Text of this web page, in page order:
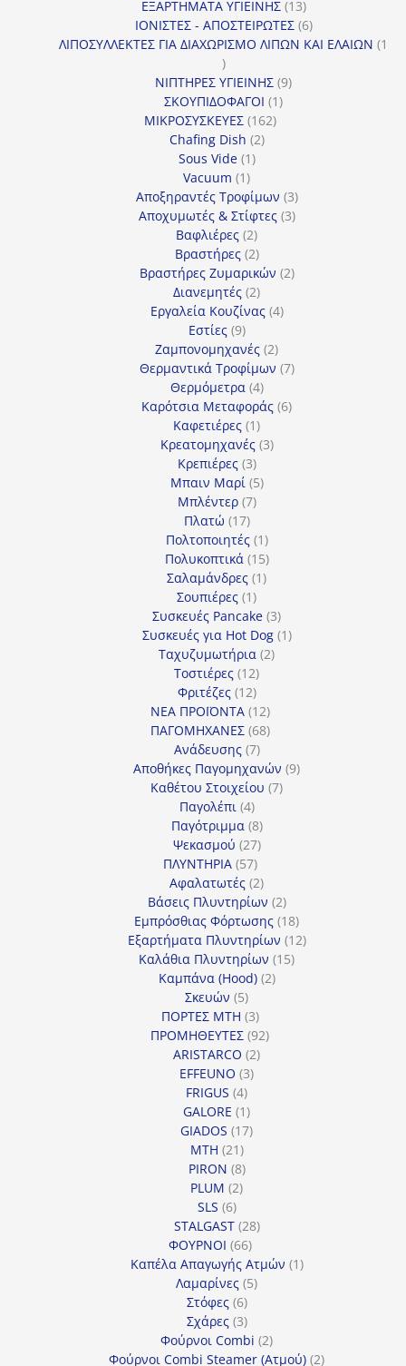
ΕΞΑΡΤΗΜΑΤΑ ΥΓΙΕΙΝΗΣ 1313
προϊόντα
ΙΟΝΙΣΤΕΣ - ΑΠΟΣΤΕΙΡΩΤΕΣ 66
προϊόντα
ΛΙΠΟΣΥΛΛΕΚΤΕΣ ΓΙΑ ΔΙΑΧΩΡΙΣΜΟ ΛΙΠΩΝ ΚΑΙ ΕΛΑΙΩΝ 1
1
προϊόν
ΝΙΠΤΗΡΕΣ ΥΓΙΕΙΝΗΣ 99
ΣΚΟΥΠΙΔΟΦΑΓΟΙ 11
ΜΙΚΡΟΣΥΣΚΕΥΕΣ 162162
Chafing Dish 22
Sous Vide 11
Vacuum 11
προϊόν
Αποξηραντές Τροφίμων 33
προϊόντα
Αποχυμωτές & Στίφτες 33
Βαφλιέρες 22
προϊόντα
Βραστήρες 22
προϊόντα
Βραστήρες Ζυμαρικών 22
Διανεμητές 22
προϊόντα
Εργαλεία Κουζίνας 44
Εστίες 99
προϊόντα
Ζαμπονομηχανές 22
προϊόντα
Θερμαντικά Τροφίμων 77
Θερμόμετρα 44
προϊόντα
Καρότσια Μεταφοράς 66
Καφετιέρες 11
προϊόν
Κρεατομηχανές 33
Κρεπιέρες 33
προϊόντα
Μπαιν Μαρί 55
Μπλέντερ 77
Πλατώ 1717
προϊόντα
Πολτοποιητές 11
προϊόν
Πολυκοπτικά 1515
προϊόντα
Σαλαμάνδρες 11
Σουπιέρες 11
προϊόν
Συσκευές Pancake 33
προϊόντα
Συσκευές για Hot Dog 11
Ταχυζυμωτήρια 22
Τοστιέρες 1212
προϊόντα
Φριτέζες 1212
προϊόντα
ΝΕΑ ΠΡΟΪΟΝΤΑ 1212
προϊόντα
ΠΑΓΟΜΗΧΑΝΕΣ 6868
Ανάδευσης 77
προϊόντα
Αποθήκες Παγομηχανών 99
Καθέτου Στοιχείου 77
Παγολέπι 44
προϊόντα
Παγότριμμα 88
προϊόντα
Ψεκασμού 2727
προϊόντα
ΠΛΥΝΤΗΡΙΑ 5757
προϊόντα
Αφαλατωτές 22
προϊόντα
Βάσεις Πλυντηρίων 22
προϊόντα
Εμπρόσθιας Φόρτωσης 1818
προϊόντα
Εξαρτήματα Πλυντηρίων 1212
Καλάθια Πλυντηρίων 1515
Καμπάνα (Hood) 22
Σκευών 55
προϊόντα
ΠΟΡΤΕΣ MTH 33
προϊόντα
ΠΡΟΜΗΘΕΥΤΕΣ 9292
ARISTARCO 22
EFFEUNO 33
FRIGUS 44
προϊόντα
GALORE 11
προϊόν
GIADOS 1717
MTH 2121
προϊόντα
PIRON 88
προϊόντα
PLUM 22
SLS 66
προϊόντα
STALGAST 2828
ΦΟΥΡΝΟΙ 6666
προϊόντα
Καπέλα Απαγωγής Ατμών 11
Λαμαρίνες 55
Στόφες 66
προϊόντα
Σχάρες 33
προϊόντα
Φούρνοι Combi 22
προϊόντα
Φούρνοι Combi Steamer (Ατμού) 22